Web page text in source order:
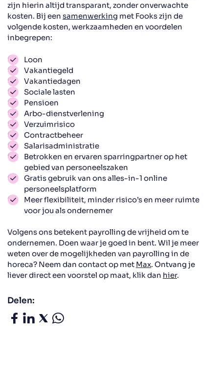
zijn hierin altijd transparant, zonder onverwachte
kosten. Bij een samenwerking met Fooks zijn de
volgende kosten, werkzaamheden en voordelen
inbegrepen:
Loon
Vakantiegeld
Vakantiedagen
Sociale lasten
Pensioen
Arbo-dienstverlening
Verzuimrisico
Contractbeheer
Salarisadministratie
Betrokken en ervaren sparringpartner op het
gebied van personeelszaken
Gratis gebruik van ons alles-in-1 online
personeelsplatform
Meer flexibiliteit, minder risico’s en meer ruimte
voor jou als ondernemer
Volgens ons betekent payrolling de vrijheid om te
ondernemen. Doen waar je goed in bent. Wil je meer
weten over de mogelijkheden van payrolling in de
horeca? Neem dan contact op met Max. Ontvang je
liever direct een voorstel op maat, klik dan hier.
Delen: